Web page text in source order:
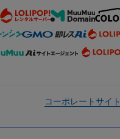
コーポレートサイト